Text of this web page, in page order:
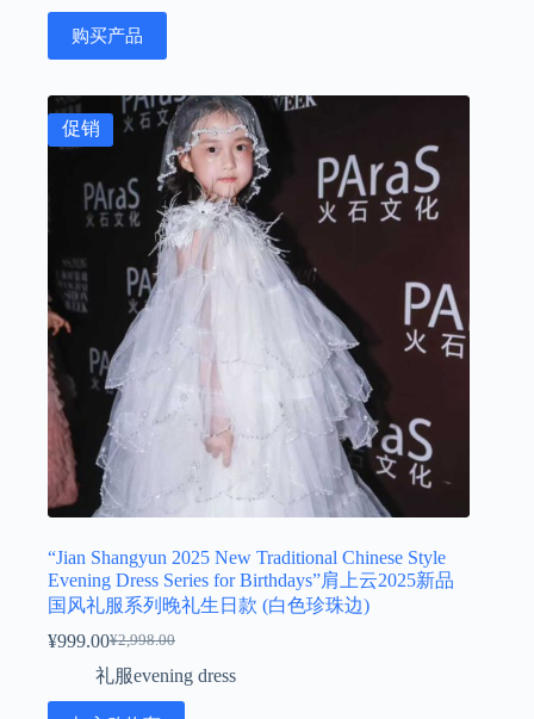
为：
¥2,998.00。
价
格
为：
购买产品
促销
“Jian Shangyun 2025 New Traditional Chinese Style
Evening Dress Series for Birthdays”肩上云2025新品
国风礼服系列晚礼生日款 (白色珍珠边)
¥2,998.00
原
价
为：
¥999.00当
前
价
礼服evening dress